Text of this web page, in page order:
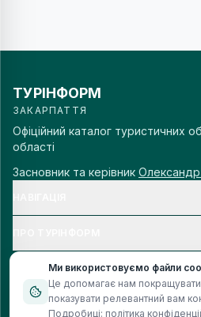
ТУРІНФОРМ
ЗАКАРПАТТЯ
Офіційний каталог туристичних
області
Засновник та керівник
© 2006–2026 Турінформ
Ми використовуємо файли
Це допомагає нам покращувати
показувати релевантний вам
Подробиці: політика